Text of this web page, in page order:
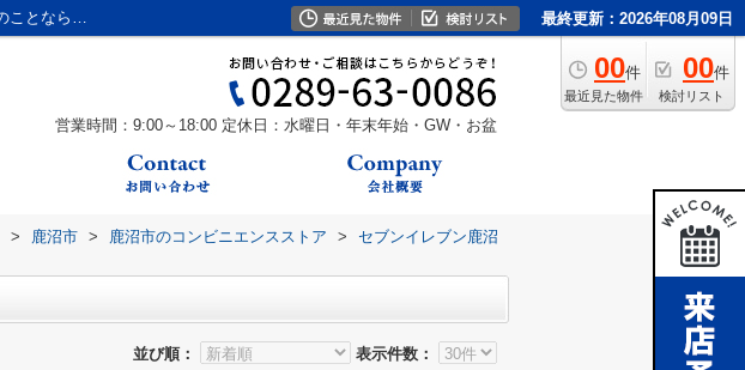
セブンイレブン鹿沼流通センター店周辺の物件一覧｜鹿沼市の賃貸・管理・売買の不動産のことなら株式会社エスケーホーム 最終更新：2026年08月09日
00件
最近見た物件
00件
検討リスト
営業時間：9:00～18:00 定休日：水曜日・年末年始・GW・お盆
> 鹿沼市 > 鹿沼市のコンビニエンスストア >
セブンイレブン鹿沼
並び順： 表示件数：